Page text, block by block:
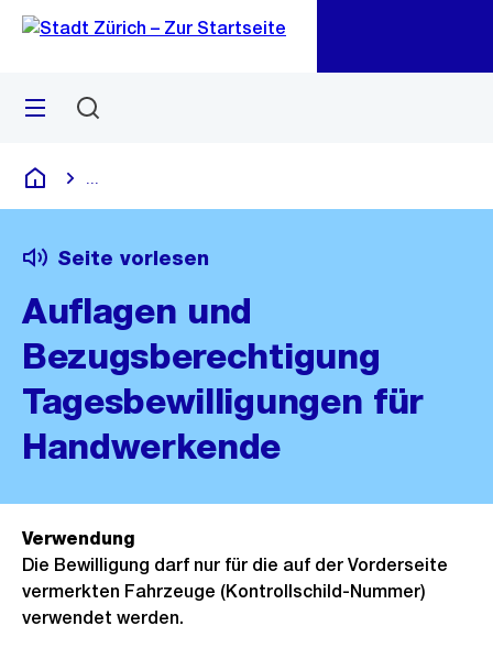
Navigation
Sprunglink
Menü
Deutsch
Seite vorlesen
Auflagen und
Bezugsberechtigung
Tagesbewilligungen für
Handwerkende
Verwendung
Die Bewilligung darf nur für die auf der Vorderseite
vermerkten Fahrzeuge (Kontrollschild-Nummer)
verwendet werden.